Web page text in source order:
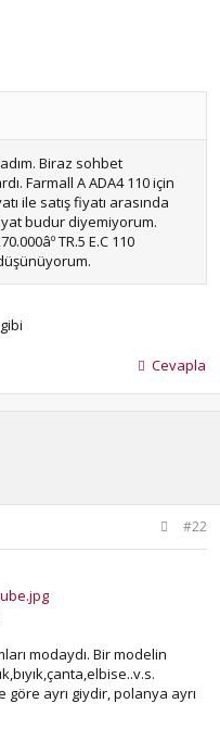
Biraz sohbet
Farmall A ADA4 110 için
ile satış fiyatı arasında
budur diyemiyorum.
TR.5 E.C 110
Cevapla
#22
modaydı. Bir modelin
ayrı giydir, polanya ayrı